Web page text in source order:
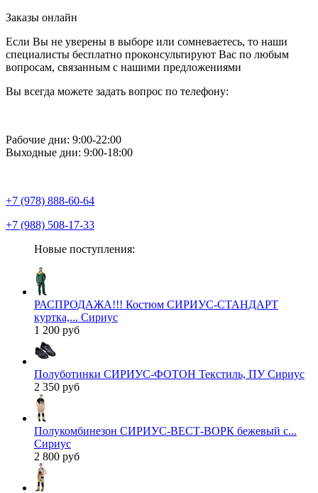
Заказы онлайн
Если Вы не уверены в выборе или сомневаетесь, то наши
специалисты бесплатно проконсультируют Вас по любым
вопросам, связанным с нашими предложениями
Вы всегда можете задать вопрос по телефону:
Рабочие дни: 9:00-22:00
Выходные дни: 9:00-18:00
+7 (978) 888-60-64
+7 (988) 508-17-33
Новые поступления:
РАСПРОДАЖА!!! Костюм СИРИУС-СТАНДАРТ
куртка,... Сириус
1 200 руб
Полуботинки СИРИУС-ФОТОН Текстиль, ПУ Сириус
2 350 руб
Полукомбинезон СИРИУС-ВЕСТ-ВОРК бежевый с...
Сириус
2 800 руб